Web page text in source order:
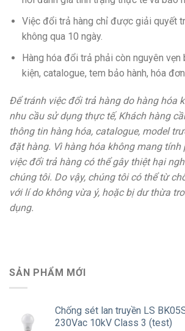
Việc đổi trả hàng chỉ được giải quyết
không qua 10 ngày.
Hàng hóa đổi trả phải còn nguyên vẹn
kiện, catalogue, tem bảo hành, hóa đơn.
Để tránh việc đổi trả hàng do hàng hóa
nhu cầu sử dụng thực tế, Khách hàng
thông tin hàng hóa, catalogue, model
đặt hàng. Vì hàng hóa không mang tính
việc đổi trả hàng có thể gây thiệt hại
chúng tôi. Do vậy, chúng tôi có thể từ
với lí do không vừa ý, hoặc bị dư thừa
dụng.
SẢN PHẨM MỚI
Chống sét lan truyền LS
230Vac 10kV Class 3 (test)